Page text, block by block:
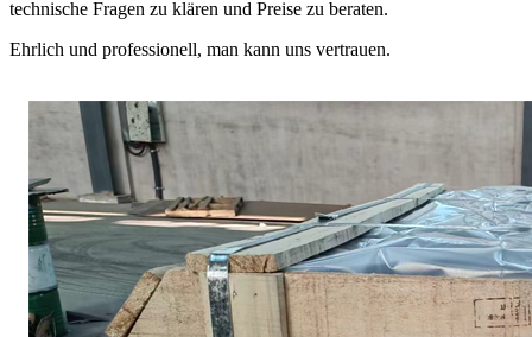
technische Fragen zu klären und Preise zu beraten.
Ehrlich und professionell, man kann uns vertrauen.